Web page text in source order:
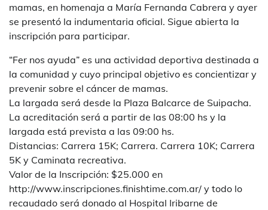
mamas, en homenaja a María Fernanda Cabrera y ayer
se presentó la indumentaria oficial. Sigue abierta la
inscripción para participar.
“Fer nos ayuda” es una actividad deportiva destinada a
la comunidad y cuyo principal objetivo es concientizar y
prevenir sobre el cáncer de mamas.
La largada será desde la Plaza Balcarce de Suipacha.
La acreditación será a partir de las 08:00 hs y la
largada está prevista a las 09:00 hs.
Distancias: Carrera 15K; Carrera. Carrera 10K; Carrera
5K y Caminata recreativa.
Valor de la Inscripción: $25.000 en
http://www.inscripciones.finishtime.com.ar/ y todo lo
recaudado será donado al Hospital Iribarne de